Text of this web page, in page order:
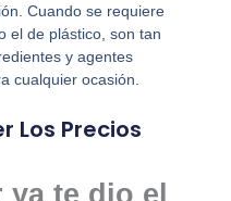
Cuando se requiere
el de plástico, son tan
y agentes
cualquier ocasión.
Los Precios